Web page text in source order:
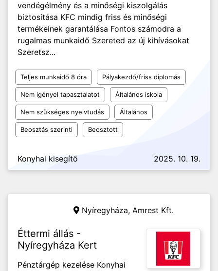
vendégélmény és a minőségi kiszolgálás
biztosítása KFC mindig friss és minőségi
termékeinek garantálása Fontos számodra a
rugalmas munkaidő Szereted az új kihívásokat
Szeretsz...
Teljes munkaidő 8 óra Pályakezdő/friss diplomás
Nem igényel tapasztalatot Általános iskola
Nem szükséges nyelvtudás Általános
Beosztás szerinti Beosztott
Konyhai kisegítő 2025. 10. 19.
Nyíregyháza, Amrest Kft.
Éttermi állás -
Nyíregyháza Kert
Pénztárgép kezelése Konyhai